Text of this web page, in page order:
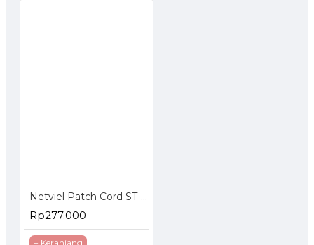
Netviel Patch Cord ST-LC Multimode
Rp277.000
+ Keranjang